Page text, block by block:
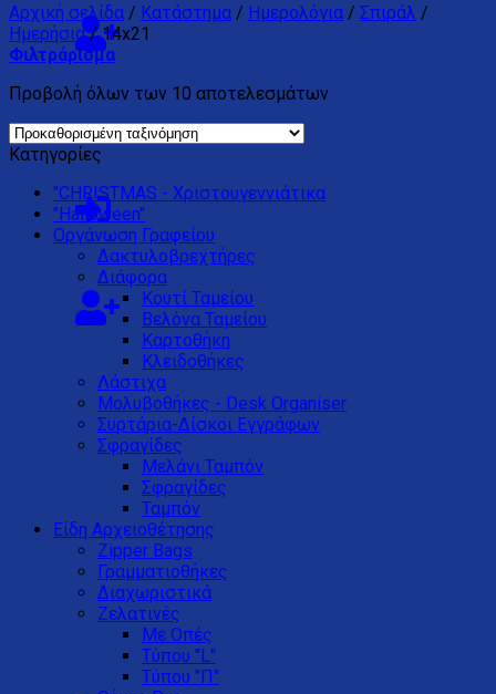
Κανένα προϊόν στο καλάθι σας.
Καλάθι
Κανένα προϊόν στο καλάθι σας.
Αρχική σελίδα / Κατάστημα / Ημερολόγια / Σπιράλ /
Ημερήσια /14x21
Φιλτράρισμα
Προβολή όλων των 10 αποτελεσμάτων
Κατηγορίες
"CHRISTMAS - Χριστουγεννιάτικα
"Halloween"
Oργάνωση Γραφείου
Δακτυλοβρεχτήρες
Διάφορα
Kουτί Ταμείου
Βελόνα Ταμείου
Καρτοθήκη
Κλειδοθήκες
Λάστιχα
Μολυβοθήκες - Desk Organiser
Συρτάρια-Δίσκοι Eγγράφων
Σφραγίδες
Μελάνι Ταμπόν
Σφραγίδες
Ταμπόν
Είδη Αρχειοθέτησης
Zipper Bags
Γραμματιοθήκες
Διαχωριστικά
Ζελατινές
Με Οπές
Τύπου "L"
Τύπου "Π"